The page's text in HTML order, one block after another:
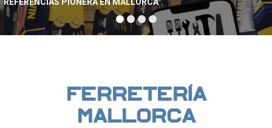
FERRETERÍA
MALLORCA